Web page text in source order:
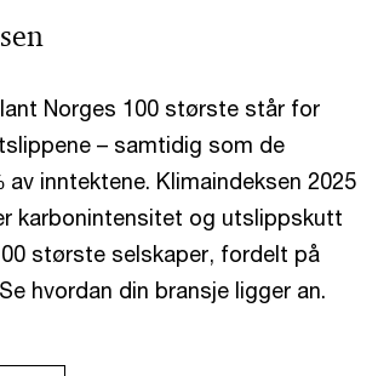
Norges 100 største står for
– samtidig som de
av inntektene. Klimaindeksen 2025
karbonintensitet og utslippskutt
største selskaper, fordelt på
hvordan din bransje ligger an.